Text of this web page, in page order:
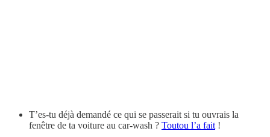
T’es-tu déjà demandé ce qui se passerait si tu ouvrais la
fenêtre de ta voiture au car-wash ? Toutou l’a fait !